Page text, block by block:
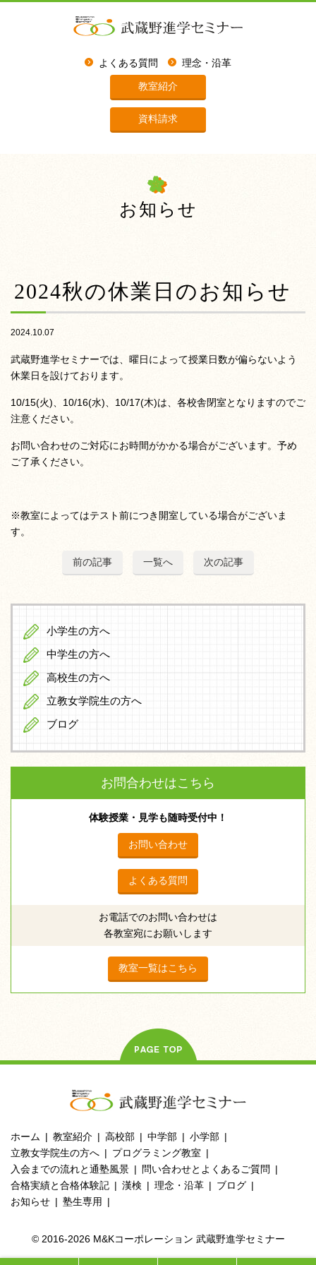
よくある質問 理念・沿革
教室紹介
資料請求
お知らせ
2024秋の休業日のお知らせ
2024.10.07
武蔵野進学セミナーでは、曜日によって授業日数が偏らないよう
休業日を設けております。
10/15(火)、10/16(水)、10/17(木)は、各校舎閉室となりますのでご
注意ください。
お問い合わせのご対応にお時間がかかる場合がございます。予め
ご了承ください。
※教室によってはテスト前につき開室している場合がございま
す。
前の記事 一覧へ 次の記事
小学生の方へ
中学生の方へ
高校生の方へ
立教女学院生の方へ
ブログ
お問合わせはこちら
体験授業・見学も随時受付中！
お問い合わせ
よくある質問
お電話でのお問い合わせは
各教室宛にお願いします
教室一覧はこちら
ホーム 教室紹介 高校部 中学部
小学部
立教女学院生の方へ
プログラミング教室
入会までの流れと通塾風景
問い合わせとよくあるご質問
合格実績と合格体験記
漢検 理念・沿革
ブログ
お知らせ
塾生専用
© 2016-2026 M&Kコーポレーション 武蔵野進学セミナー